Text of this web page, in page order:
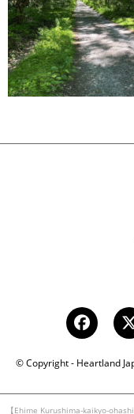
© Copyright - Heartland
【Ehime Kurushima-kaikyo-